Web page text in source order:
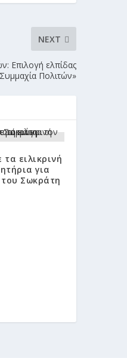
NEXT
Επιλογή ελπίδας
Πολιτών»
ειλικρινή
για
Σωκράτη